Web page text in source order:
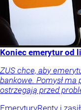
Koniec emerytur od
ZUS chce, aby
bankowe. Pomysł
ostrzegają przed
EmeryturyRenty i